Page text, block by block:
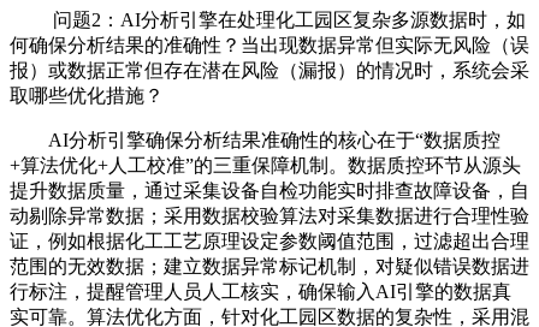
问题2：AI分析引擎在处理化工园区复杂多源数据时，如
何确保分析结果的准确性？当出现数据异常但实际无风险（误
报）或数据正常但存在潜在风险（漏报）的情况时，系统会采
取哪些优化措施？
AI分析引擎确保分析结果准确性的核心在于“数据质控
+算法优化+人工校准”的三重保障机制。数据质控环节从源头
提升数据质量，通过采集设备自检功能实时排查故障设备，自
动剔除异常数据；采用数据校验算法对采集数据进行合理性验
证，例如根据化工工艺原理设定参数阈值范围，过滤超出合理
范围的无效数据；建立数据异常标记机制，对疑似错误数据进
行标注，提醒管理人员人工核实，确保输入AI引擎的数据真
实可靠。算法优化方面，针对化工园区数据的复杂性，采用混